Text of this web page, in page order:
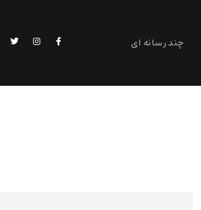
چند رسانه ای